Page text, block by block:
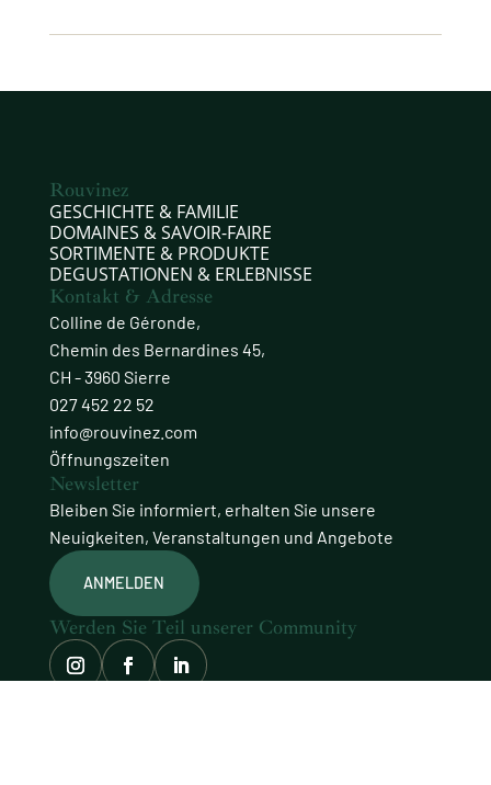
Rouvinez
GESCHICHTE & FAMILIE
DOMAINES & SAVOIR-FAIRE
SORTIMENTE & PRODUKTE
DEGUSTATIONEN & ERLEBNISSE
Kontakt & Adresse
Colline de Géronde,
Chemin des Bernardines 45,
CH - 3960 Sierre
027 452 22 52
info@rouvinez.com
Öffnungszeiten
Newsletter
Bleiben Sie informiert, erhalten Sie unsere
Neuigkeiten, Veranstaltungen und Angebote
ANMELDEN
Werden Sie Teil unserer Community